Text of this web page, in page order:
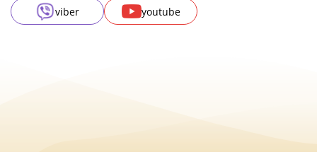
viber
youtube